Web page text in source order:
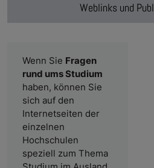
Weblinks und
Wenn Sie Fragen
rund ums Studium
haben, können Sie
sich auf den
Internetseiten der
einzelnen
Hochschulen
speziell zum Thema